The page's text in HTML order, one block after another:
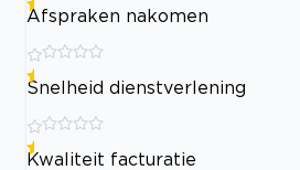
Afspraken nakomen
Snelheid dienstverlening
Kwaliteit facturatie